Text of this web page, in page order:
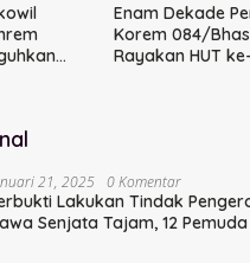
Enam Dekade
Korem 084/
Rayakan HUT
21, 2025 0 Komentar
Lakukan Tindak
Senjata Tajam, 12